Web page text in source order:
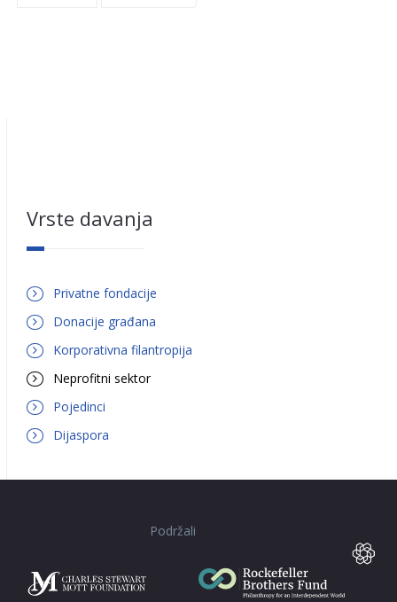
Vrste davanja
Privatne fondacije
Donacije građana
Korporativna filantropija
Neprofitni sektor
Pojedinci
Dijaspora
Podržali